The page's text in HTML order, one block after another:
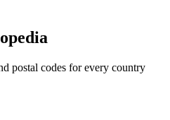
postal codes for every country